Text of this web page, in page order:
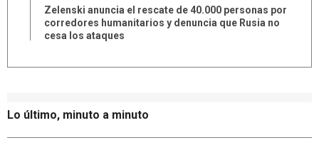
Lo último, minuto a minuto
Zelenski anuncia el rescate de 40.000 personas por
corredores humanitarios y denuncia que Rusia no
cesa los ataques